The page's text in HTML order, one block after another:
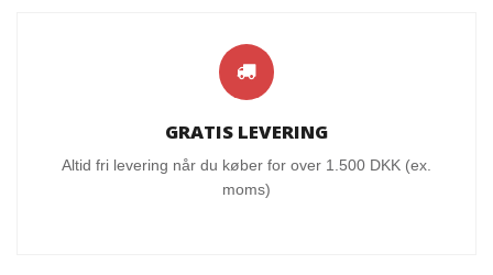
GRATIS LEVERING
Altid fri levering når du køber for over 1.500 DKK (ex.
moms)